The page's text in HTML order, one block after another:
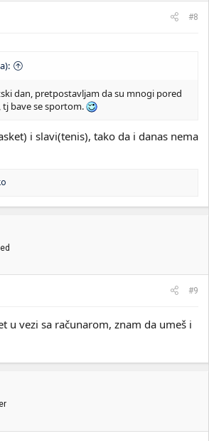
#8
dan, pretpostavljam da su mnogi pored
bave se sportom.
i slavi(tenis), tako da i danas nema
#9
u vezi sa računarom, znam da umeš i